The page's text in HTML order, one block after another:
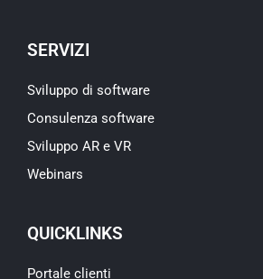
SERVIZI
Sviluppo di software
Consulenza software
Sviluppo AR e VR
Webinars
QUICKLINKS
Portale clienti